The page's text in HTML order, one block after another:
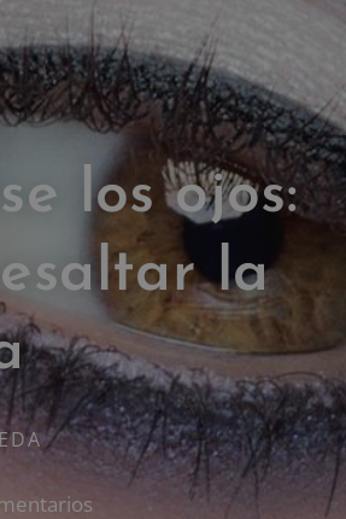
los ojos:
la